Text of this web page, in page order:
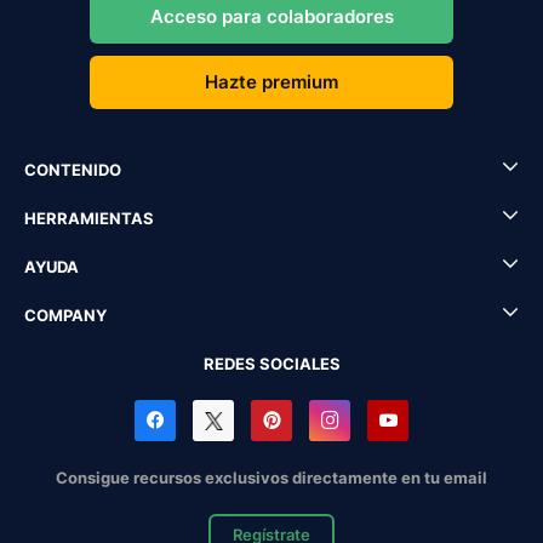
Acceso para colaboradores
Hazte premium
CONTENIDO
HERRAMIENTAS
AYUDA
COMPANY
REDES SOCIALES
Consigue recursos exclusivos directamente en tu email
Regístrate